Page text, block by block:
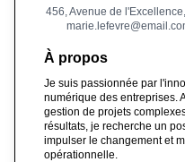
456, Avenue de
À propos
Je suis passionnée par
numérique des entreprises.
gestion de projets
résultats, je recherche un
impulser le changement et
opérationnelle.